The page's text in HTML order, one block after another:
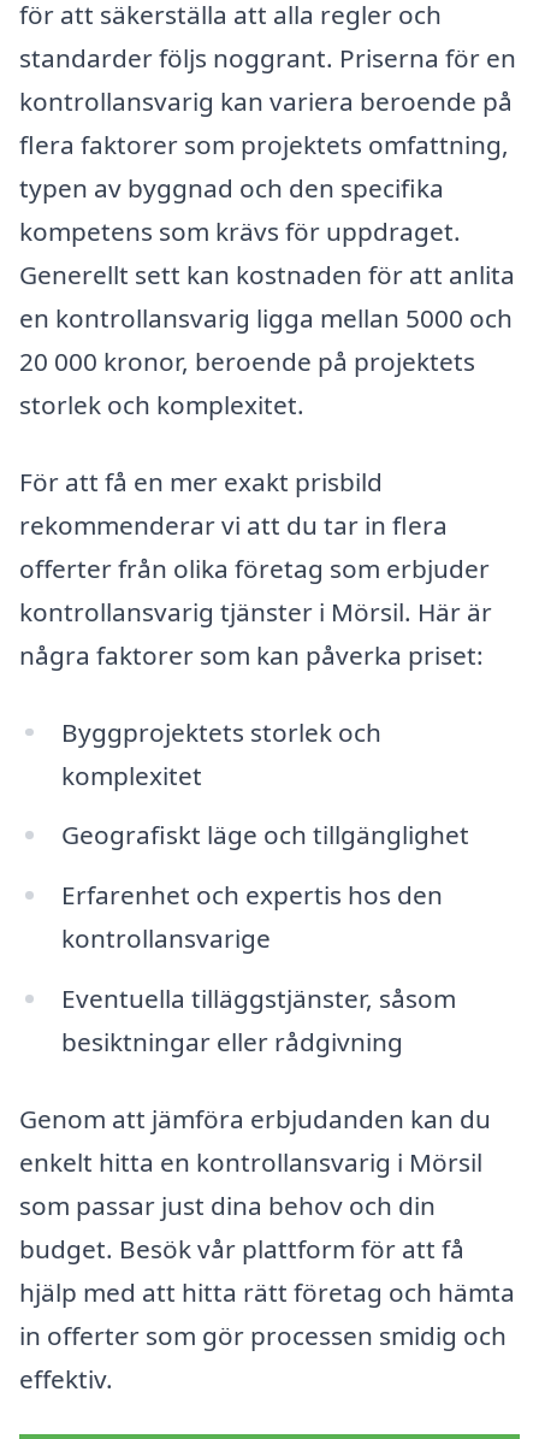
för att säkerställa att alla regler och
standarder följs noggrant. Priserna för en
kontrollansvarig kan variera beroende på
flera faktorer som projektets omfattning,
typen av byggnad och den specifika
kompetens som krävs för uppdraget.
Generellt sett kan kostnaden för att anlita
en kontrollansvarig ligga mellan 5000 och
20 000 kronor, beroende på projektets
storlek och komplexitet.
För att få en mer exakt prisbild
rekommenderar vi att du tar in flera
offerter från olika företag som erbjuder
kontrollansvarig tjänster i Mörsil. Här är
några faktorer som kan påverka priset:
Byggprojektets storlek och
komplexitet
Geografiskt läge och tillgänglighet
Erfarenhet och expertis hos den
kontrollansvarige
Eventuella tilläggstjänster, såsom
besiktningar eller rådgivning
Genom att jämföra erbjudanden kan du
enkelt hitta en kontrollansvarig i Mörsil
som passar just dina behov och din
budget. Besök vår plattform för att få
hjälp med att hitta rätt företag och hämta
in offerter som gör processen smidig och
effektiv.